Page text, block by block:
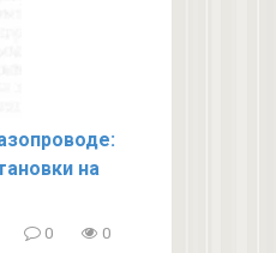
на
0 0